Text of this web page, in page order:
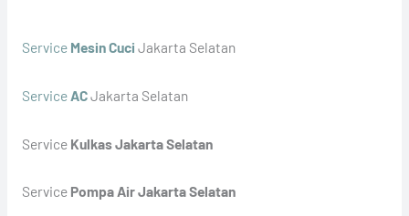
Service Mesin Cuci Jakarta Selatan
Service ACJakarta Selatan
Service Kulkas Jakarta Selatan
Service Pompa Air Jakarta Selatan